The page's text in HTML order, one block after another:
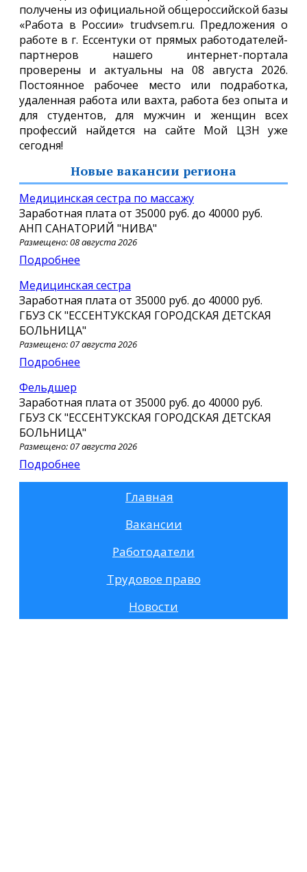
получены из официальной общероссийской базы
«Работа в России» trudvsem.ru. Предложения о
работе в г. Ессентуки от прямых работодателей-
партнеров нашего интернет-портала
проверены и актуальны на 08 августа 2026.
Постоянное рабочее место или подработка,
удаленная работа или вахта, работа без опыта и
для студентов, для мужчин и женщин всех
профессий найдется на сайте Мой ЦЗН уже
сегодня!
Новые вакансии региона
Медицинская сестра по массажу
Заработная плата от 35000 руб. до 40000 руб.
АНП САНАТОРИЙ "НИВА"
Размещено: 08 августа 2026
Подробнее
Медицинская сестра
Заработная плата от 35000 руб. до 40000 руб.
ГБУЗ СК "ЕССЕНТУКСКАЯ ГОРОДСКАЯ ДЕТСКАЯ
БОЛЬНИЦА"
Размещено: 07 августа 2026
Подробнее
Фельдшер
Заработная плата от 35000 руб. до 40000 руб.
ГБУЗ СК "ЕССЕНТУКСКАЯ ГОРОДСКАЯ ДЕТСКАЯ
БОЛЬНИЦА"
Размещено: 07 августа 2026
Подробнее
Главная
Вакансии
Работодатели
Трудовое право
Новости